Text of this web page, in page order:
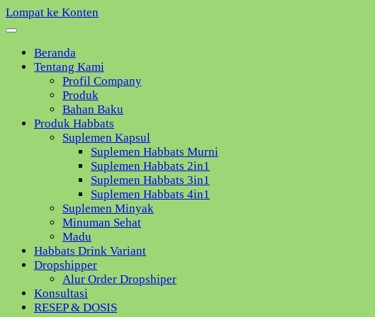
Lompat ke Konten
Beranda
Tentang Kami
Profil Company
Produk
Bahan Baku
Produk Habbats
Suplemen Kapsul
Suplemen Habbats Murni
Suplemen Habbats 2in1
Suplemen Habbats 3in1
Suplemen Habbats 4in1
Suplemen Minyak
Minuman Sehat
Madu
Habbats Drink Variant
Dropshipper
Alur Order Dropshiper
Konsultasi
RESEP & DOSIS